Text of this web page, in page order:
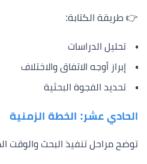
👉 طريقة الكتابة:
تحليل الدراسات
إبراز أوجه الاتفاق والاختلاف
تحديد الفجوة البحثية
الحادي عشر: الخطة الزمنية
توضح مراحل تنفيذ البحث والوقت